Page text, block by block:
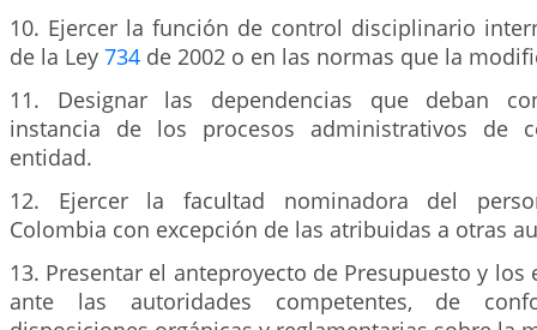
10. Ejercer la función de control disciplinario
de la Ley 734 de 2002 o en las normas que la
11. Designar las dependencias que deban
instancia de los procesos administrativos de
entidad.
12. Ejercer la facultad nominadora del
Colombia con excepción de las atribuidas a otras
13. Presentar el anteproyecto de Presupuesto y los
ante las autoridades competentes, de